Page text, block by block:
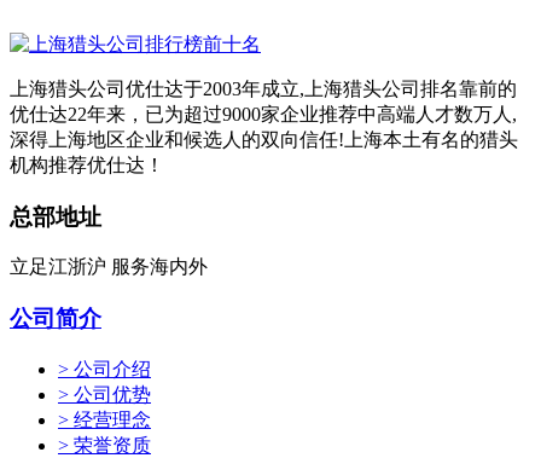
上海猎头公司优仕达于2003年成立,上海猎头公司排名靠前的
优仕达22年来，已为超过9000家企业推荐中高端人才数万人,
深得上海地区企业和候选人的双向信任!上海本土有名的猎头
机构推荐优仕达！
总部地址
立足江浙沪 服务海内外
公司简介
> 公司介绍
> 公司优势
> 经营理念
> 荣誉资质